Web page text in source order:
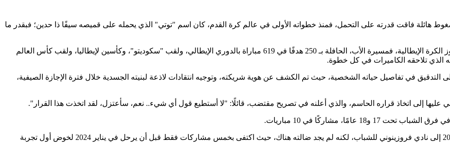
هائلة فاقت قدرته على التحمل، فمنذ خطواته الأولى في عالم كرة القدم، كان اسم "توتي" الذي يحمله على قميصه سيفًا ذا حدين؛ فبقدر ما
وأحد رموز الكرة الإيطالية، فمسيرة الأب، الحافلة بـ 250 هدفًا في 619 مباراة بالدوري الإيطالي، ولقب "سكوديتو"، وكأسين لإيطاليا، ولقب كأس العالم
التدقيق في تفاصيل حياته الشخصية، حيث تم الكشف عن هوية شريكته، وتوجيه انتقادات لاذعة لبنيته الجسدية خلال فترة الإجازة الصيفية،
إلى اتخاذ قراره الحاسم، والذي أعلنه في تصريح مقتضب، قائلًا: "لا أستطيع قول أي شيء.. نعم، سأعتزل، لقد اتخذت هذا القرار".
مشاركًا في 10 مباريات.
وفي محاولة للابتعاد عن ضغوط العاصمة، انتقل في أغسطس 2023 إلى نادي فروزينوني للشباب، لكنه لم يجد ضالته هناك، حيث اكتفى بخمس مشاركات فقط قبل أن يرحل في يناير 2024 لخوض أول تجربة